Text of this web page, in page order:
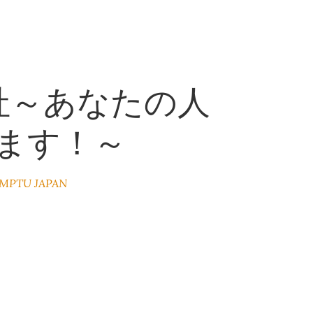
あなたの人
す！～
JAPAN